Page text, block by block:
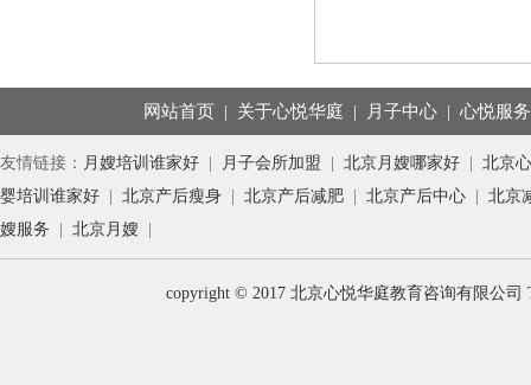
网站首页 | 关于心悦华庭 | 月子中心 |心悦服务
友情链接： 月嫂培训谁家好 月子会所加盟 北京月嫂哪家好
北京
婴培训谁家好
北京产后瘦身 北京产后减肥 北京产后中心
北京
嫂服务
北京月嫂
copyright © 2017 北京心悦华庭教育咨询有限公司